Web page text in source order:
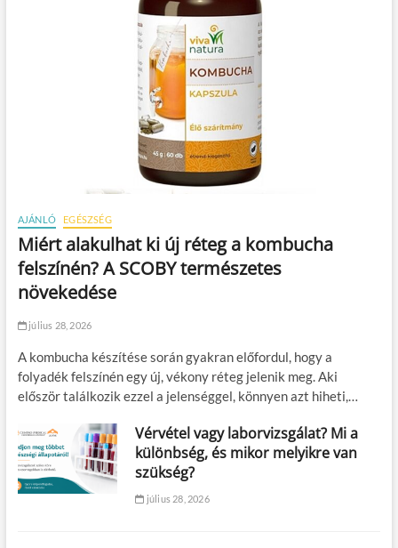
AJÁNLÓ EGÉSZSÉG
Miért alakulhat ki új réteg a kombucha
felszínén? A SCOBY természetes
növekedése
július 28, 2026
A kombucha készítése során gyakran előfordul, hogy a
folyadék felszínén egy új, vékony réteg jelenik meg. Aki
először találkozik ezzel a jelenséggel, könnyen azt hiheti,…
Vérvétel vagy laborvizsgálat? Mi a
különbség, és mikor melyikre van
szükség?
július 28, 2026